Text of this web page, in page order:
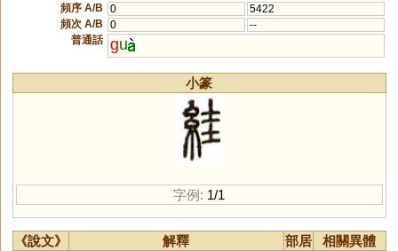
頻序 A/B
0
5422
頻次 A/B
0
--
普通話 gu
小篆
字例: 1/1
《說文》 解釋 部居
相關異體